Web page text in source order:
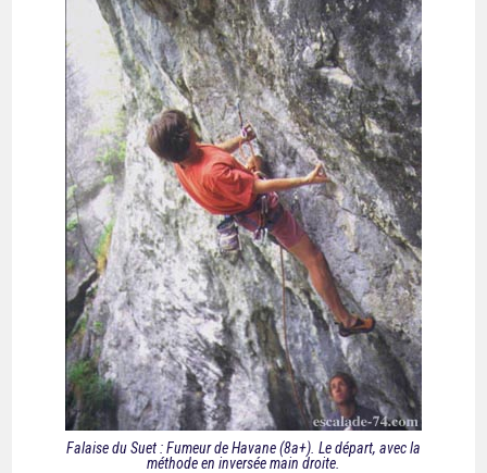
Falaise du Suet : Fumeur de Havane (8a+). Le départ, avec la
méthode en inversée main droite.